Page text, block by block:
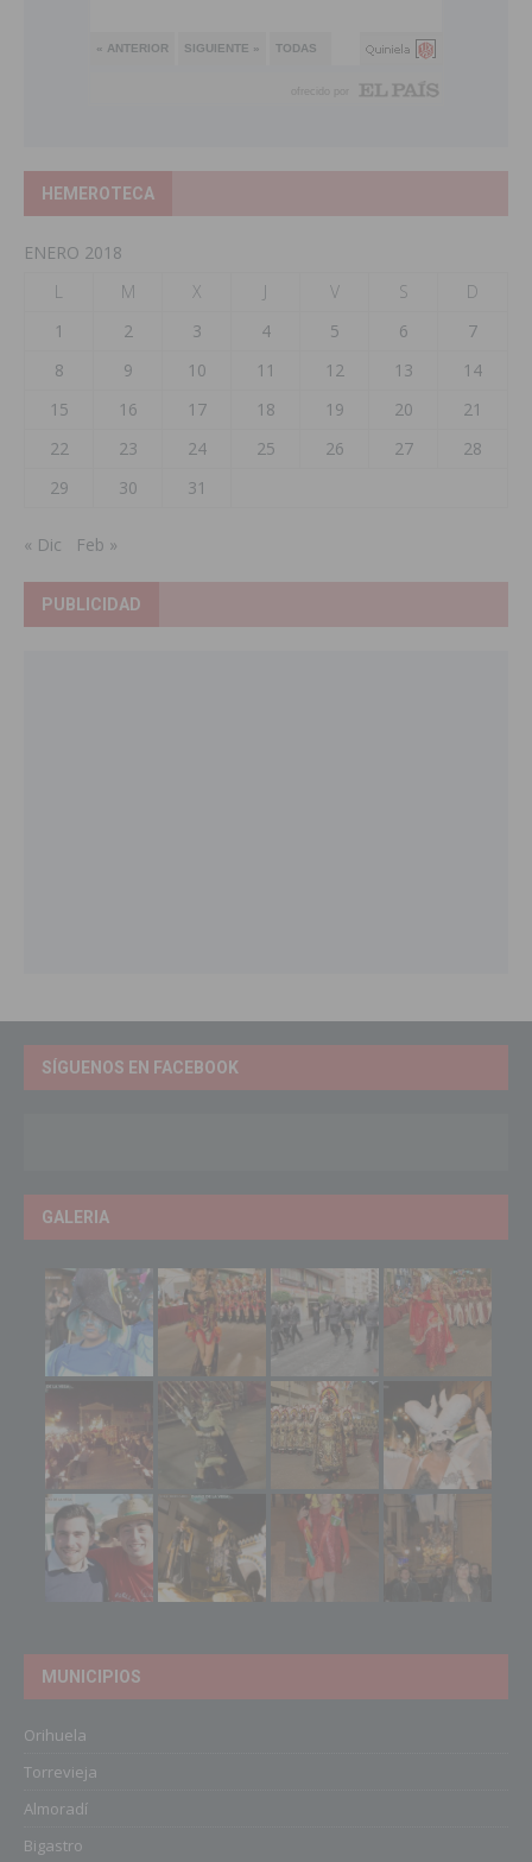
HEMEROTECA
ENERO 2018
L
M X J V S
D
1
2 3 4 5 6
7
8
9 10 11 12 13
14
15
16 17 18 19 20
21
22
23 24 25 26 27
28
29
30 31
« Dic Feb »
PUBLICIDAD
SÍGUENOS EN FACEBOOK
GALERIA
MUNICIPIOS
Orihuela
Torrevieja
Almoradí
Bigastro